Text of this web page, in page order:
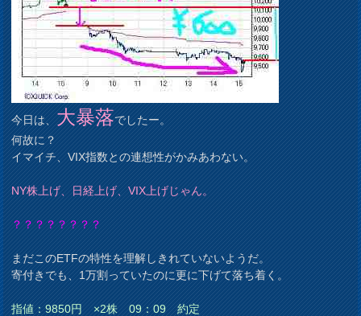
今日は、大暴落でしたー。
何故に？
イマイチ、VIX指数との連想性がかみあわない。
NY株上げ、日経上げ、VIX上げじゃん。
？？？？？？？？
まだこのETFの特性を理解しきれていないようだ。
寄付きでも、1万割っていたのに更に下げて落ち着く。
指値：9850円 ×2株 09：09 約定